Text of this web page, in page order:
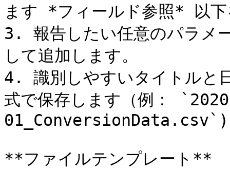
ます *フィールド参照* 以下
3. 報告したい任意のパラメ
して追加します。
4. 識別しやすいタイトルと
式で保存します（例：
**ファイルテンプレート**